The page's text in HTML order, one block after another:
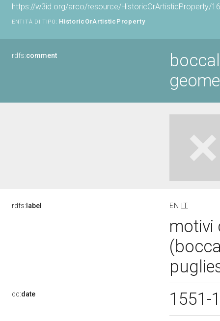
https://w3id.org/arco/resource/HistoricOrArtisticProperty/
ENTITÀ DI TIPO: HistoricOrArtisticProperty
rdfs:comment
rdfs: label EN IT
motivi
dc:date 1551-